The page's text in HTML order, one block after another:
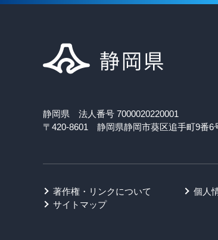
静岡県 法人番号 7000020220001
〒420-8601 静岡県静岡市葵区追手町9番6
著作権・リンクについて 個人
サイトマップ